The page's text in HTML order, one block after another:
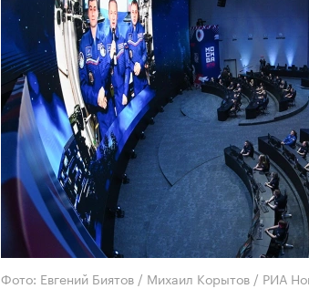
Фото: Евгений Биятов / Михаил Корытов / РИА